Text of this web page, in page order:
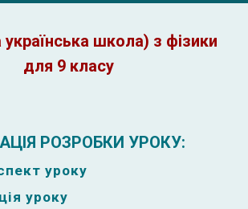
школа) з фізики
для 9 класу
РОЗРОБКИ УРОКУ:
уроку
уроку